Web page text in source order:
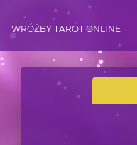
WRÓŻBY TAROT ONLINE